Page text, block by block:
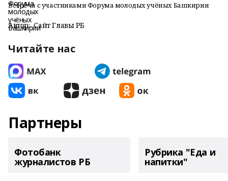
Встреча с участниками Форума молодых учёных Башкирии
Автор: Сайт Главы РБ
Читайте нас
Партнеры
Фотобанк
журналистов РБ
Рубрика "Еда и
напитки"